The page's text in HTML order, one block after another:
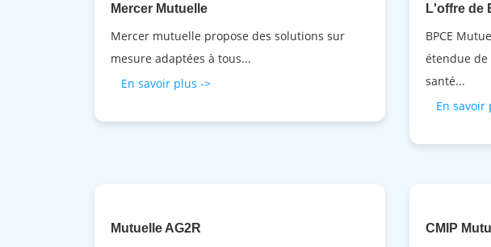
Mercer Mutuelle
Mercer mutuelle propose des solutions sur
mesure adaptées à tous...
En savoir plus ->
L'offre de
BPCE
étendue
santé...
En savoir
Mutuelle AG2R CMIP